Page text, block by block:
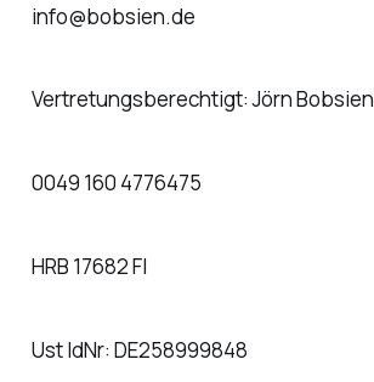
info@bobsien.de
Vertretungsberechtigt: Jörn Bobsien
0049 160 4776475
HRB 17682 Fl
Ust IdNr: DE258999848